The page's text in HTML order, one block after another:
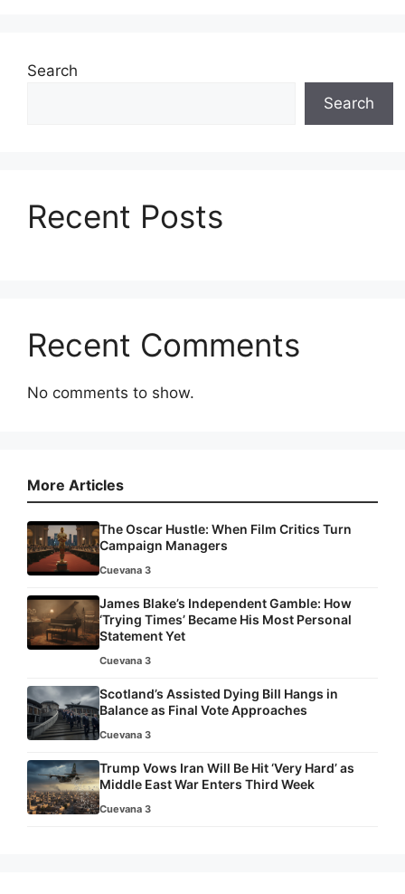
Search
Search
Recent Posts
Recent Comments
No comments to show.
More Articles
The Oscar Hustle: When Film Critics Turn
Campaign Managers
Cuevana 3
James Blake’s Independent Gamble: How
‘Trying Times’ Became His Most Personal
Statement Yet
Cuevana 3
Scotland’s Assisted Dying Bill Hangs in
Balance as Final Vote Approaches
Cuevana 3
Trump Vows Iran Will Be Hit ‘Very Hard’ as
Middle East War Enters Third Week
Cuevana 3